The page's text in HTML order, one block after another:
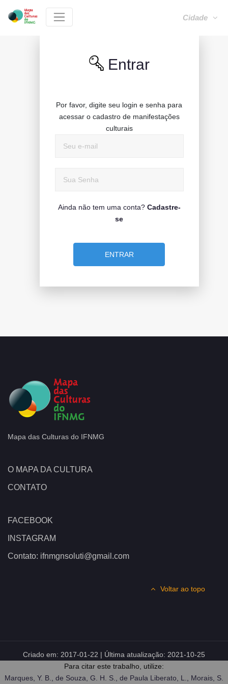
Cidade
Entrar
Por favor, digite seu login e senha para
acessar o cadastro de manifestações
culturais
Ainda não tem uma conta? Cadastre-
se
Mapa das Culturas do IFNMG
O MAPA DA CULTURA
CONTATO
FACEBOOK
INSTAGRAM
Contato: ifnmgnsoluti@gmail.com
Voltar ao topo
Criado em: 2017-01-22 | Última atualização: 2021-10-25
Para citar este trabalho, utilize:
Marques, Y. B., de Souza, G. H. S., de Paula Liberato, L., Morais, S.